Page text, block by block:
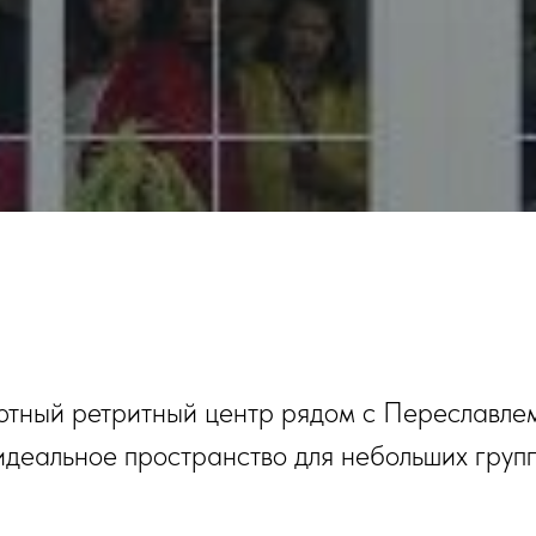
ретритный центр рядом с
пространство для небольших